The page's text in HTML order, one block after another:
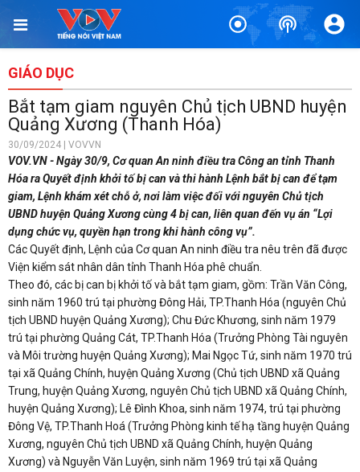
GIÁO DỤC
Bắt tạm giam nguyên Chủ tịch UBND huyện
Quảng Xương (Thanh Hóa)
30/09/2024 | VOVVN
VOV.VN - Ngày 30/9, Cơ quan An ninh điều tra Công an tỉnh Thanh
Hóa ra Quyết định khởi tố bị can và thi hành Lệnh bắt bị can để tạm
giam, Lệnh khám xét chỗ ở, nơi làm việc đối với nguyên Chủ tịch
UBND huyện Quảng Xương cùng 4 bị can, liên quan đến vụ án “Lợi
dụng chức vụ, quyền hạn trong khi hành công vụ”.
Các Quyết định, Lệnh của Cơ quan An ninh điều tra nêu trên đã được
Viện kiểm sát nhân dân tỉnh Thanh Hóa phê chuẩn.
Theo đó, các bị can bị khởi tố và bắt tạm giam, gồm: Trần Văn Công,
sinh năm 1960 trú tại phường Đông Hải, TP.Thanh Hóa (nguyên Chủ
tịch UBND huyện Quảng Xương); Chu Đức Khương, sinh năm 1979
trú tại phường Quảng Cát, TP.Thanh Hóa (Trưởng Phòng Tài nguyên
và Môi trường huyện Quảng Xương); Mai Ngọc Tứ, sinh năm 1970 trú
tại xã Quảng Chính, huyện Quảng Xương (Chủ tịch UBND xã Quảng
Trung, huyện Quảng Xương, nguyên Chủ tịch UBND xã Quảng Chính,
huyện Quảng Xương); Lê Đình Khoa, sinh năm 1974, trú tại phường
Đông Vệ, TP.Thanh Hoá (Trưởng Phòng kinh tế hạ tầng huyện Quảng
Xương, nguyên Chủ tịch UBND xã Quảng Chính, huyện Quảng
Xương) và Nguyễn Văn Luyện, sinh năm 1969 trú tại xã Quảng